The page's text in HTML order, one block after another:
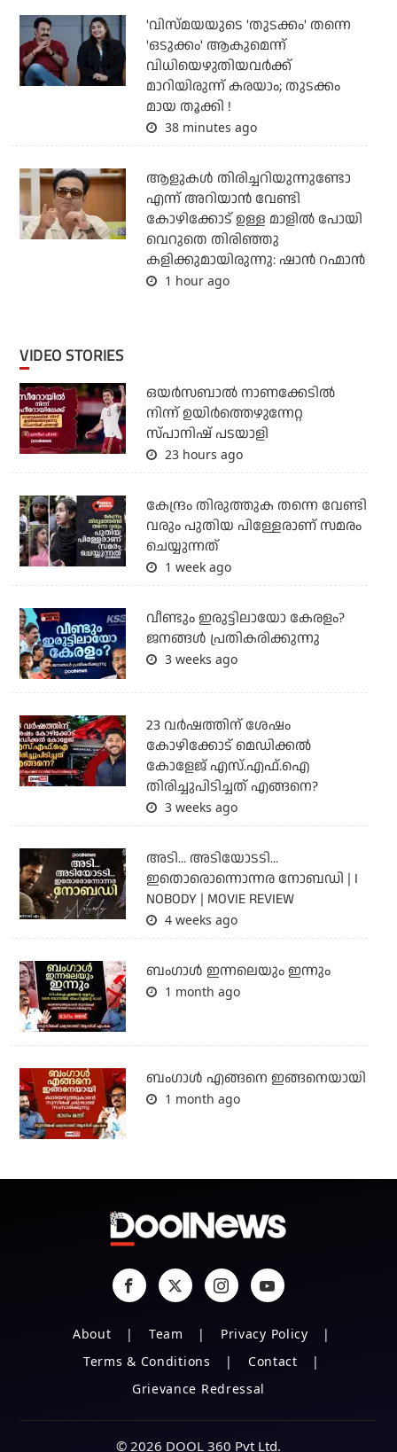
'വിസ്മയയുടെ 'തുടക്കം' തന്നെ
'ഒടുക്കം' ആകുമെന്ന്
വിധിയെഴുതിയവര്‍ക്ക്
മാറിയിരുന്ന് കരയാം; തുടക്കം
മായ തൂക്കി !
38 minutes ago
ആളുകൾ തിരിച്ചറിയുന്നുണ്ടോ
എന്ന് അറിയാൻ വേണ്ടി
കോഴിക്കോട് ഉള്ള മാളിൽ പോയി
വെറുതെ തിരിഞ്ഞു
കളിക്കുമായിരുന്നു: ഷാൻ റഹ്മാൻ
1 hour ago
VIDEO STORIES
ഒയര്‍സബാൽ നാണക്കേടിൽ
നിന്ന് ഉയിർത്തെഴുന്നേറ്റ
സ്പാനിഷ് പടയാളി
23 hours ago
കേന്ദ്രം തിരുത്തുക തന്നെ വേണ്ടി
വരും പുതിയ പിള്ളേരാണ് സമരം
ചെയ്യുന്നത്
1 week ago
വീണ്ടും ഇരുട്ടിലായോ കേരളം?
ജനങ്ങൾ പ്രതികരിക്കുന്നു
3 weeks ago
23 വർഷത്തിന് ശേഷം
കോഴിക്കോട് മെഡിക്കൽ
കോളേജ് എസ്.എഫ്.ഐ
തിരിച്ചുപിടിച്ചത് എങ്ങനെ?
3 weeks ago
അടി... അടിയോടടി...
ഇതൊരൊന്നൊന്നര നോബഡി | I
NOBODY | MOVIE REVIEW
4 weeks ago
ബംഗാള്‍ ഇന്നലെയും ഇന്നും
1 month ago
ബം​ഗാൾ എങ്ങനെ ഇങ്ങനെയായി
1 month ago
About Team
Privacy Policy
Terms & Conditions
Contact
Grievance Redressal
© 2026 DOOL 360 Pvt Ltd.